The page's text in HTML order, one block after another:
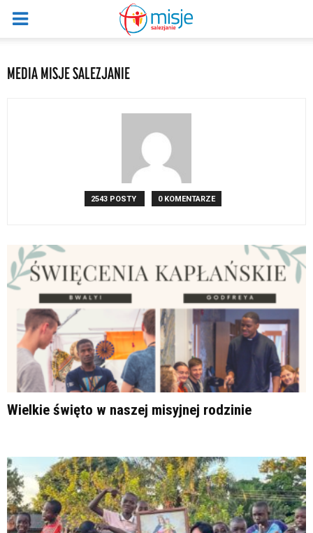
MEDIA MISJE SALEZJANIE
2543 POSTY 0 KOMENTARZE
Wielkie święto w naszej misyjnej rodzinie